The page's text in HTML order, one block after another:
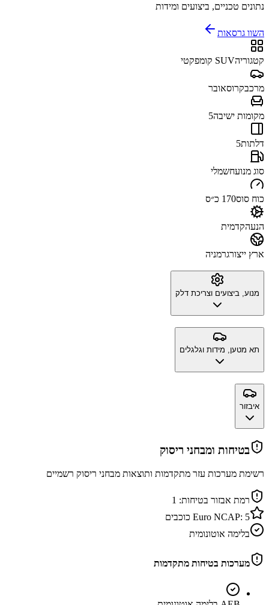
נתונים טכניים, ביצועים ומידות
השוו גרסאות
קטגוריהSUV קומפקטי
מרכבקרוסאובר
מקומות ישיבה5
דלתות5
סוג מנועחשמלי
כוח סוס170 כ״ס
הנעהקדמית
ארץ ייצורגרמניה
מנוע, ביצועים וצריכת דלק
תא מטען, מידות וגלגלים
איבזור
בטיחות ומבחני ריסוק
רשימת מערכות עזר מתקדמות ותוצאות מבחני ריסוק רשמיים
רמת אבזור בטיחות: 1
Euro NCAP: 5
כוכבים
בלימה אוטונומית
מערכות בטיחות מתקדמות